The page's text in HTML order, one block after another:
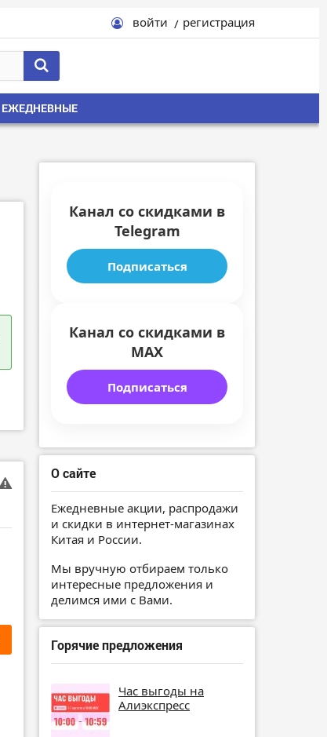
войти регистрация
ЕЖЕДНЕВНЫЕ
Канал со скидками в
Telegram
Подписаться
Канал со скидками в
MAX
Подписаться
О сайте
Ежедневные акции, распродажи
и скидки в интернет-магазинах
Китая и России.
Мы вручную отбираем только
интересные предложения и
делимся ими с Вами.
Горячие предложения
Час выгоды на
Алиэкспресс